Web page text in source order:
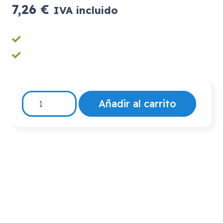
7,26 € IVA incluido
SOPORTE
IZQ
Añadir al carrito